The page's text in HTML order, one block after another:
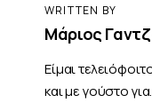
WRITTEN BY
Μάριος
Είμαι
και με γούστο